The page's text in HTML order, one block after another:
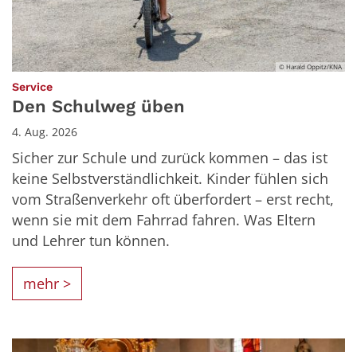
© Harald Oppitz/KNA
Service:
Den Schulweg üben
4. Aug. 2026
Sicher zur Schule und zurück kommen – das ist
keine Selbstverständlichkeit. Kinder fühlen sich
vom Straßenverkehr oft überfordert – erst recht,
wenn sie mit dem Fahrrad fahren. Was Eltern
und Lehrer tun können.
mehr >